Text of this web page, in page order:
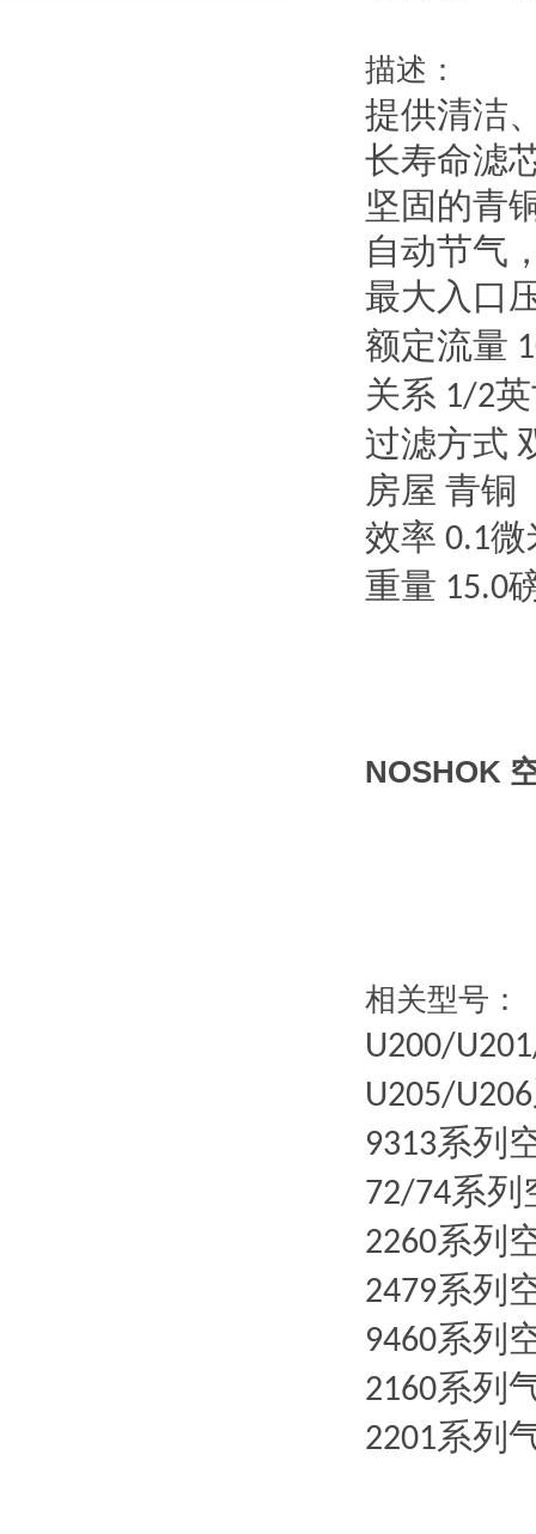
描述：
提供清洁
长寿命滤
坚固的青
自动节气
最大入口
额定流量
关系 1/2
过滤方式
房屋 青铜
效率 0.1微
重量 15.0
NOSHOK
相关型号：
U200/
U205/U206
9313系列
72/74系列
2260系列
2479系列
9460系列
2160系列
2201系列